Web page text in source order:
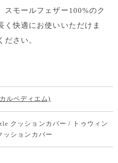
スモールフェザー100%のク
く快適にお使いいただけま
さい。
ルペディエム)
クッションカバー / トゥウィン
ッションカバー